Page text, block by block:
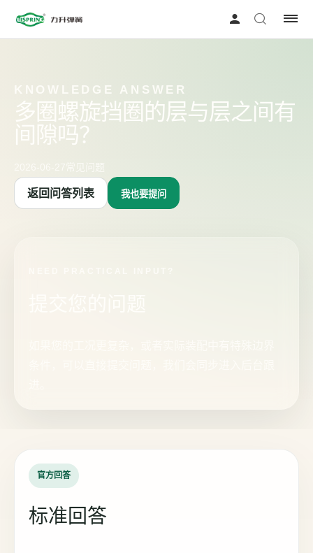
KNOWLEDGE ANSWER
多圈螺旋挡圈的层与层之间有
间隙吗？
返回问答列表 我也要提问
官方回答
标准回答